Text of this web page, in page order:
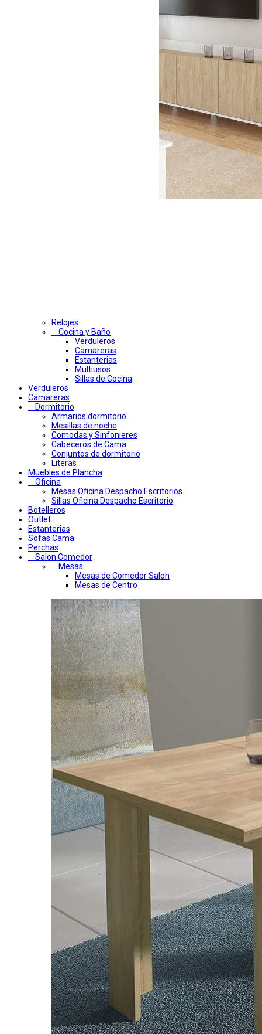
Relojes
Cocina y Baño
Verduleros
Camareras
Estanterias
Multiusos
Sillas de Cocina
Verduleros
Camareras
Dormitorio
Armarios dormitorio
Mesillas de noche
Comodas y Sinfonieres
Cabeceros de Cama
Conjuntos de dormitorio
Literas
Muebles de Plancha
Oficina
Mesas Oficina Despacho Escritorios
Sillas Oficina Despacho Escritorio
Botelleros
Outlet
Estanterias
Sofas Cama
Perchas
Salon Comedor
Mesas
Mesas de Comedor Salon
Mesas de Centro